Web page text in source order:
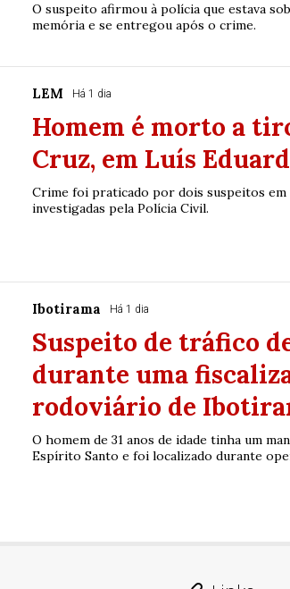
O suspeito afirmou à polícia que estava
memória e se entregou após o crime.
LEM Há 1 dia
Homem é morto a
Cruz, em Luís
Crime foi praticado por dois suspeitos em
investigadas pela Polícia Civil.
Ibotirama Há 1 dia
Suspeito de tráfico
durante uma
rodoviário de
O homem de 31 anos de idade tinha um
Espírito Santo e foi localizado durante